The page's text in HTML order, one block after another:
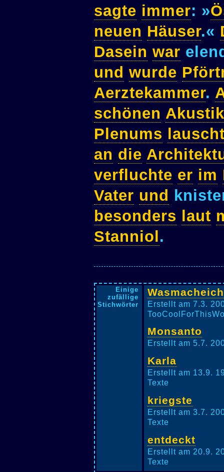
sagte immer: »
neuen Häuser.«
Dasein war
und wurde
Aerztekammer.
schönen Akustik
Plenums
an die
verfluchte er im
Vater und
besonders
laut
Stanniol .
Einige
zufällige
Stichwörter
Erstellt am 7.3.
Monsanto
Erstellt am 5.7.
Karla
Erstellt am 13.9.
Texte
kriegste
Erstellt am 3.7.
Texte
entdeckt
Erstellt am 20.9.
Texte